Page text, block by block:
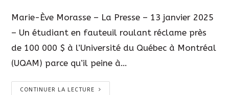
Marie-Ève Morasse – La Presse – 13 janvier 2025
– Un étudiant en fauteuil roulant réclame près
de 100 000 $ à l’Université du Québec à Montréal
(UQAM) parce qu’il peine à…
CONTINUER LA LECTURE